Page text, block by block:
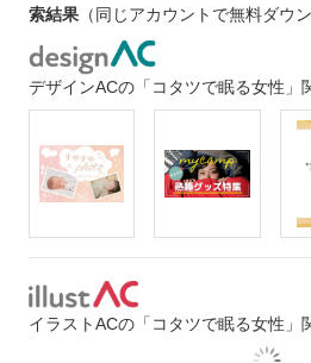
索結果 （同じアカウントで無料ダウ
デザインACの「コタツで眠る女性」
イラストACの「コタツで眠る女性」